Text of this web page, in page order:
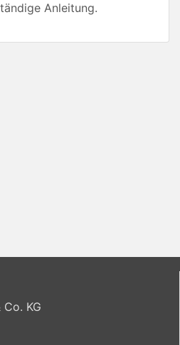
Anleitung.
KG